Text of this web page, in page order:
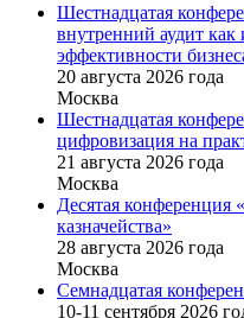
Шестнадцатая
внутренний аудит
эффективности
20 августа 2026 года
Москва
Шестнадцатая
цифровизация на
21 августа 2026 года
Москва
Десятая конференция
казначейства»
28 августа 2026 года
Москва
Семнадцатая
10-11 сентября 2026